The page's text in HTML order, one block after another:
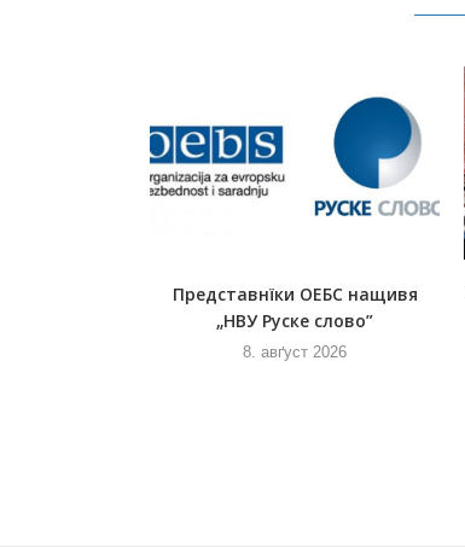
Представнїки ОЕБС нащивя
„НВУ Руске слово”
8. авґуст 2026